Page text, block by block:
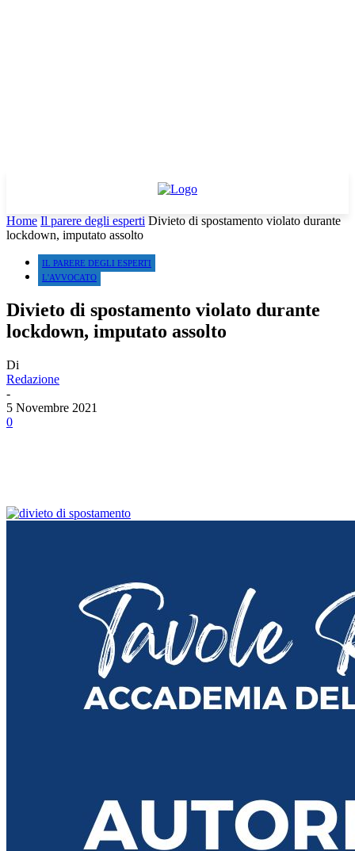
Home Il parere degli esperti Divieto di spostamento violato durante
lockdown, imputato assolto
IL PARERE DEGLI ESPERTI
L'AVVOCATO
Divieto di spostamento violato durante
lockdown, imputato assolto
Di
Redazione
-
5 Novembre 2021
0